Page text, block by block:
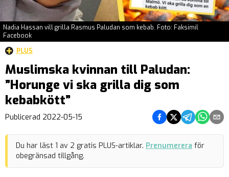
Nadia Hassan vill grilla Rasmus Paludan som kebab. Foto: Faksimil
Facebook
PLUS
Muslimska kvinnan till Paludan:
”Horunge vi ska grilla dig som
kebabkött”
Publicerad 2022-05-15 Dela på Facebook
Dela på Twitter
Dela påDela på
Dela
Du har läst 1 av 2 gratis PLUS-artiklar. Prenumerera för
obegränsad tillgång.